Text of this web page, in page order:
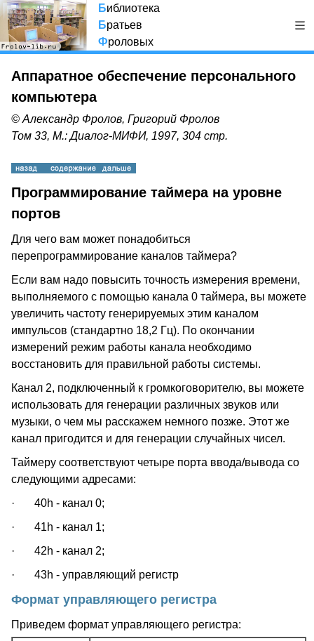
Библиотека
Братьев
Фроловых
Аппаратное обеспечение персонального
компьютера
© Александр Фролов, Григорий Фролов
Том 33, М.: Диалог-МИФИ, 1997, 304 стр.
Программирование таймера на уровне
портов
Для чего вам может понадобиться
перепрограммирование каналов таймера?
Если вам надо повысить точность измерения времени,
выполняемого с помощью канала 0 таймера, вы можете
увеличить частоту генерируемых этим каналом
импульсов (стандартно 18,2 Гц). По окончании
измерений режим работы канала необходимо
восстановить для правильной работы системы.
Канал 2, подключенный к громкоговорителю, вы можете
использовать для генерации различных звуков или
музыки, о чем мы расскажем немного позже. Этот же
канал пригодится и для генерации случайных чисел.
Таймеру соответствуют четыре порта ввода/вывода со
следующими адресами:
· 40h - канал 0;
· 41h - канал 1;
· 42h - канал 2;
· 43h - управляющий регистр
Формат управляющего регистра
Приведем формат управляющего регистра: